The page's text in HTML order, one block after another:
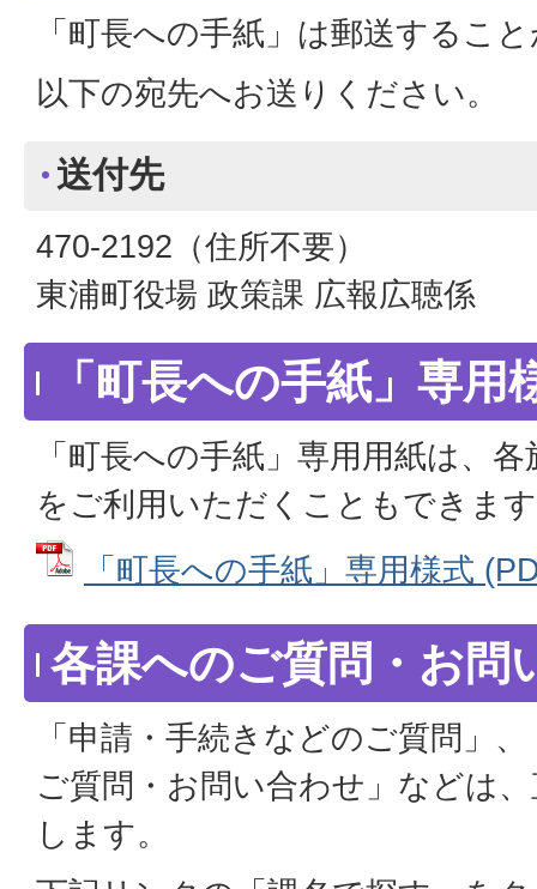
「町長への手紙」は郵送するこ
以下の宛先へお送りください。
送付先
470-2192（住所不要）
東浦町役場 政策課 広報広聴係
「町長への手紙」専用
「町長への手紙」専用用紙は、
をご利用いただくこともできま
「町長への手紙」専用様式
各課へのご質問・お問
「申請・手続きなどのご質問」
ご質問・お問い合わせ」などは
します。